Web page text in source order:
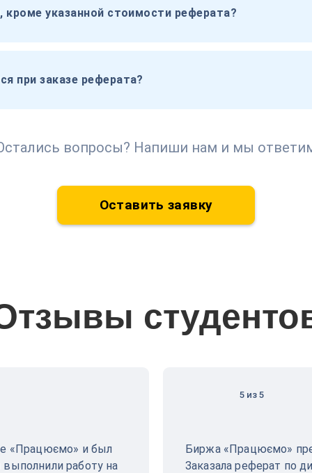
указанной стоимости реферата?
при заказе реферата?
вопросы? Напиши нам и мы
Оставить заявку
«Працюємо» и был
работу на
5 из 5
Биржа «Працюємо»
Заказала реферат по